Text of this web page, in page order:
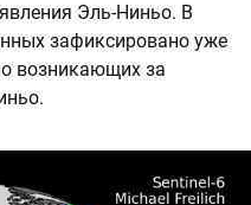
Эль-Ниньо. В
зафиксировано уже
возникающих за